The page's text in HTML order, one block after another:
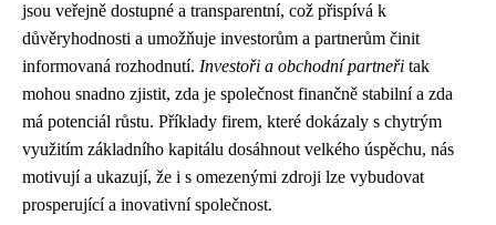
jsou veřejně dostupné a transparentní, což přispívá k
důvěryhodnosti a umožňuje investorům a partnerům činit
informovaná rozhodnutí. Investoři a obchodní partneři tak
mohou snadno zjistit, zda je společnost finančně stabilní a zda
má potenciál růstu. Příklady firem, které dokázaly s chytrým
využitím základního kapitálu dosáhnout velkého úspěchu, nás
motivují a ukazují, že i s omezenými zdroji lze vybudovat
prosperující a inovativní společnost.